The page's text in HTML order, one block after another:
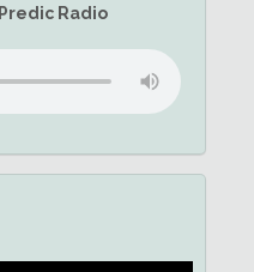
Predic Radio